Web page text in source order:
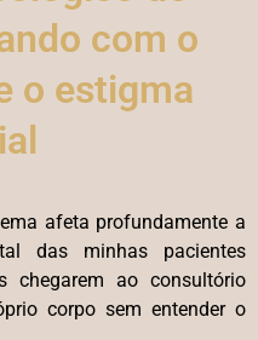
com o
o estigma
afeta profundamente a
das minhas pacientes
chegarem ao consultório
corpo sem entender o